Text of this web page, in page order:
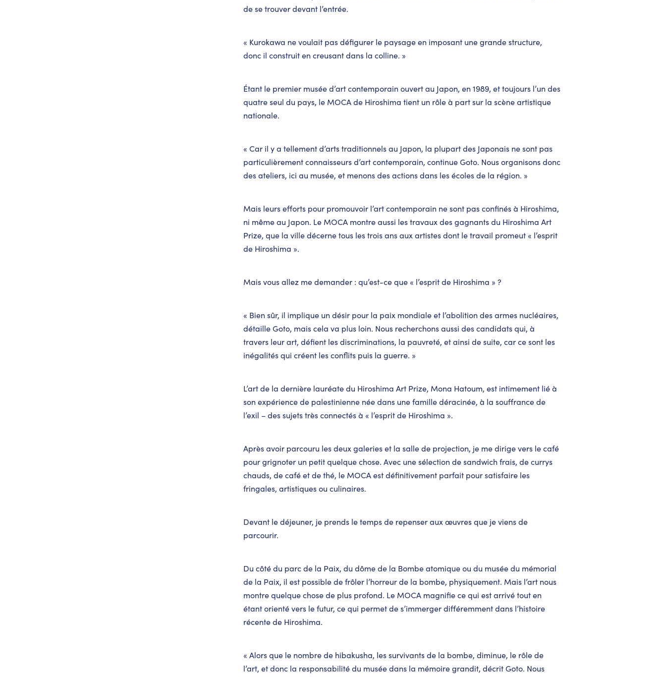
de se trouver devant l’entrée.
« Kurokawa ne voulait pas défigurer le paysage en imposant une grande structure,
donc il construit en creusant dans la colline. »
Étant le premier musée d’art contemporain ouvert au Japon, en 1989, et toujours l’un des
quatre seul du pays, le MOCA de Hiroshima tient un rôle à part sur la scène artistique
nationale.
« Car il y a tellement d’arts traditionnels au Japon, la plupart des Japonais ne sont pas
particulièrement connaisseurs d’art contemporain, continue Goto. Nous organisons donc
des ateliers, ici au musée, et menons des actions dans les écoles de la région. »
Mais leurs efforts pour promouvoir l’art contemporain ne sont pas confinés à Hiroshima,
ni même au Japon. Le MOCA montre aussi les travaux des gagnants du Hiroshima Art
Prize, que la ville décerne tous les trois ans aux artistes dont le travail promeut « l’esprit
de Hiroshima ».
Mais vous allez me demander : qu’est-ce que « l’esprit de Hiroshima » ?
« Bien sûr, il implique un désir pour la paix mondiale et l’abolition des armes nucléaires,
détaille Goto, mais cela va plus loin. Nous recherchons aussi des candidats qui, à
travers leur art, défient les discriminations, la pauvreté, et ainsi de suite, car ce sont les
inégalités qui créent les conflits puis la guerre. »
L’art de la dernière lauréate du Hiroshima Art Prize, Mona Hatoum, est intimement lié à
son expérience de palestinienne née dans une famille déracinée, à la souffrance de
l’exil – des sujets très connectés à « l’esprit de Hiroshima ».
Après avoir parcouru les deux galeries et la salle de projection, je me dirige vers le café
pour grignoter un petit quelque chose. Avec une sélection de sandwich frais, de currys
chauds, de café et de thé, le MOCA est définitivement parfait pour satisfaire les
fringales, artistiques ou culinaires.
Devant le déjeuner, je prends le temps de repenser aux œuvres que je viens de
parcourir.
Du côté du parc de la Paix, du dôme de la Bombe atomique ou du musée du mémorial
de la Paix, il est possible de frôler l’horreur de la bombe, physiquement. Mais l’art nous
montre quelque chose de plus profond. Le MOCA magnifie ce qui est arrivé tout en
étant orienté vers le futur, ce qui permet de s’immerger différemment dans l’histoire
récente de Hiroshima.
« Alors que le nombre de hibakusha, les survivants de la bombe, diminue, le rôle de
l’art, et donc la responsabilité du musée dans la mémoire grandit, décrit Goto. Nous